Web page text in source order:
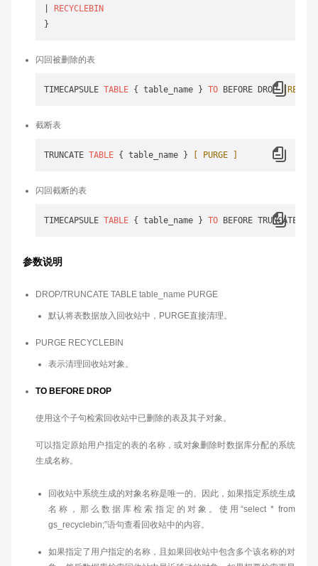
RECYCLEBIN
闪回被删除的表
TIMECAPSULE TABLE { table_name } TO BEFORE DROP
截断表
TRUNCATE TABLE { table_name } [ PURGE ]
闪回截断的表
TIMECAPSULE TABLE { table_name } TO
参数说明
DROP/TRUNCATE TABLE table_name PURGE
默认将表数据放入回收站中，PURGE直接清理。
PURGE RECYCLEBIN
表示清理回收站对象。
TO BEFORE DROP
使用这个子句检索回收站中已删除的表及其子对象。
可以指定原始用户指定的表的名称，或对象删除时数据库分配的系统
生成名称。
回收站中系统生成的对象名称是唯一的。因此，如果指定系统生成
名称，那么数据库检索指定的对象。使用“select * from
gs_recyclebin;”语句查看回收站中的内容。
如果指定了用户指定的名称，且如果回收站中包含多个该名称的对